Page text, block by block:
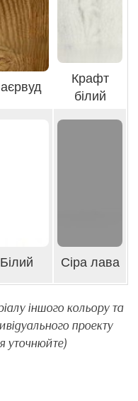
Крафт
білий
Білий Сіра лава
іншого кольору та
проекту
уточнюйте)